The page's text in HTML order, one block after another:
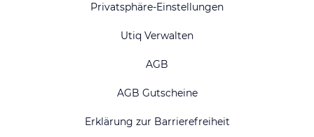
Privatsphäre-Einstellungen
Utiq Verwalten
AGB
AGB Gutscheine
Erklärung zur Barrierefreiheit